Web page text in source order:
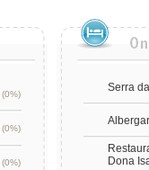
(0%)
(0%)
(0%)
Serra
Dona